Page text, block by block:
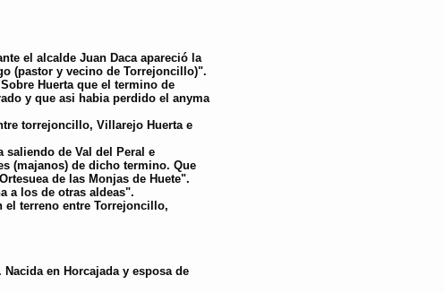
el alcalde Juan Daca apareció la
(pastor y vecino de Torrejoncillo)".
Huerta que el termino de
y que asi habia perdido el anyma
torrejoncillo, Villarejo Huerta e
saliendo de Val del Peral e
(majanos) de dicho termino. Que
de las Monjas de Huete".
a los de otras aldeas".
el terreno entre Torrejoncillo,
en Horcajada y esposa de